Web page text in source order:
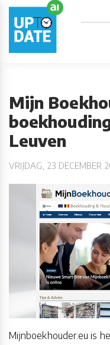
Mijn
Leuven
VRIJDAG, 23 DECEMBER
Mijnboekhouder.eu is